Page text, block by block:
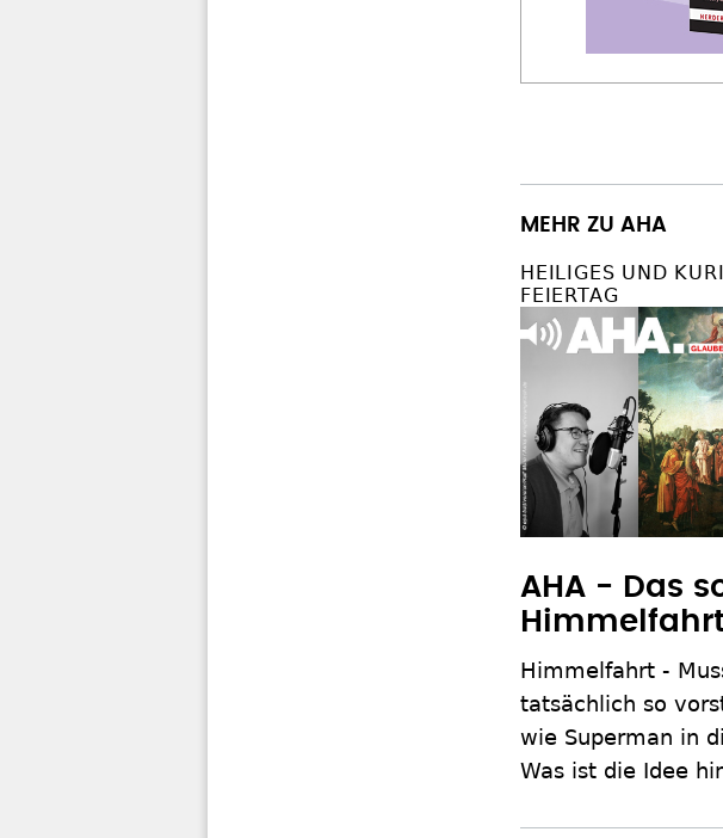
MEHR ZU AHA
HEILIGES UND
FEIERTAG
AHA - Das
Himmelfahrt -
tatsächlich so
wie Superman in
Was ist die Idee